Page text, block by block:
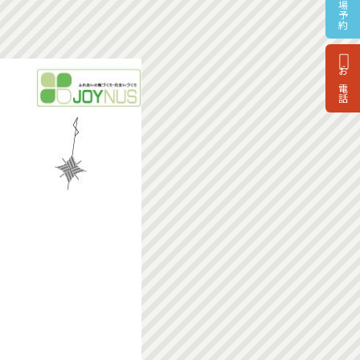
来場予約
お電話